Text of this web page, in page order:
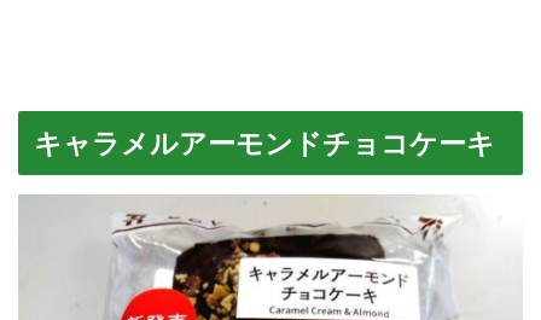
キャラメルアーモンドチョコケーキ